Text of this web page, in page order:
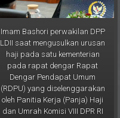
Kaltim Prof. Krishna P Candra
(paling kanan). Foto: LINES